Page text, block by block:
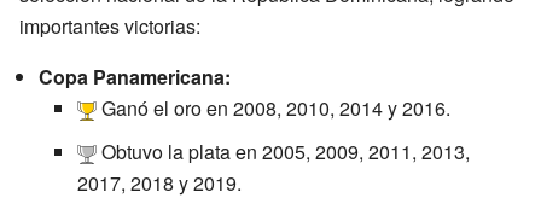
importantes victorias:
Copa Panamericana:
Ganó el oro en 2008, 2010, 2014 y 2016.
Obtuvo la plata en 2005, 2009, 2011, 2013,
2017, 2018 y 2019.